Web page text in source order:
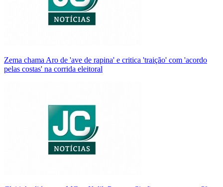
Zema chama Aro de 'ave de rapina' e critica 'traição' com 'acordo
pelas costas' na corrida eleitoral